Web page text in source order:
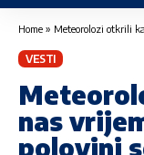
Home » Meteorolozi otkrili
VESTI
nas
polovini